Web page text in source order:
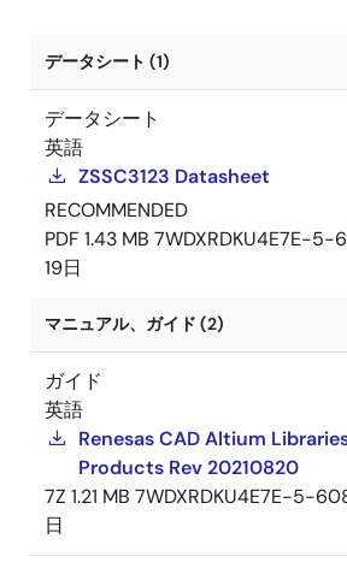
データシート (1)
データシート
英語
ZSSC3123 Datasheet
RECOMMENDED
PDF 1.43 MB 7WDXRDKU4E7E-5-
19日
マニュアル、ガイド (2)
ガイド
英語
Renesas CAD Altium
Products Rev 20210820
7Z 1.21 MB 7WDXRDKU4E7E-5-
日